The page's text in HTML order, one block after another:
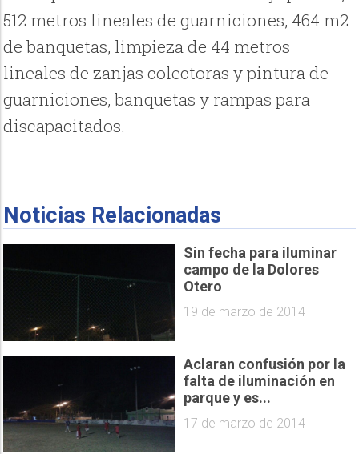
512 metros lineales de guarniciones, 464 m2
de banquetas, limpieza de 44 metros
lineales de zanjas colectoras y pintura de
guarniciones, banquetas y rampas para
discapacitados.
Noticias Relacionadas
Sin fecha para iluminar
campo de la Dolores
Otero
19 de marzo de 2014
Aclaran confusión por la
falta de iluminación en
parque y es...
17 de marzo de 2014